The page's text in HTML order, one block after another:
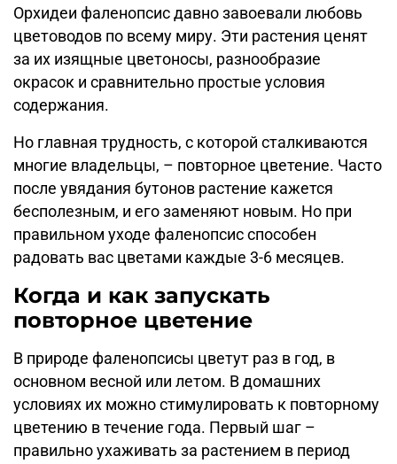
Орхидеи фаленопсис давно завоевали любовь
цветоводов по всему миру. Эти растения ценят
за их изящные цветоносы, разнообразие
окрасок и сравнительно простые условия
содержания.
Но главная трудность, с которой сталкиваются
многие владельцы, – повторное цветение. Часто
после увядания бутонов растение кажется
бесполезным, и его заменяют новым. Но при
правильном уходе фаленопсис способен
радовать вас цветами каждые 3-6 месяцев.
Когда и как запускать
повторное цветение
В природе фаленопсисы цветут раз в год, в
основном весной или летом. В домашних
условиях их можно стимулировать к повторному
цветению в течение года. Первый шаг –
правильно ухаживать за растением в период